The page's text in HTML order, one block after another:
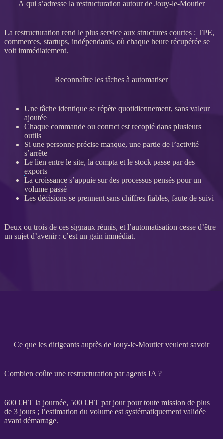
À qui s’adresse la restructuration autour de Jouy-le-Moutier
La restructuration rend le plus service aux structures courtes : TPE,
commerces, startups, indépendants, où chaque heure récupérée se
voit immédiatement.
Reconnaître les tâches à automatiser
Une tâche identique se répète quotidiennement, sans valeur
ajoutée
Chaque commande ou contact est recopié dans plusieurs
outils
Si une personne précise manque, une partie de l’activité
s’arrête
Le lien entre le site, la compta et le stock passe par des
exports
La croissance s’appuie sur des processuspensés pour un
volume passé
Les décisions se prennent sans chiffres fiables, faute de suivi
Deux ou trois de ces signaux réunis, et l’automatisation cesse d’être
un sujet d’avenir : c’est un gain immédiat.
Ce que les dirigeants auprès de Jouy-le-Moutier veulent savoir
Combien coûte une restructuration par agents IA ?
600 €HTla journée, 500 €HTpar jour pour toute mission de plus
de 3 jours ; l’estimation du volume est systématiquement validée
avant démarrage.